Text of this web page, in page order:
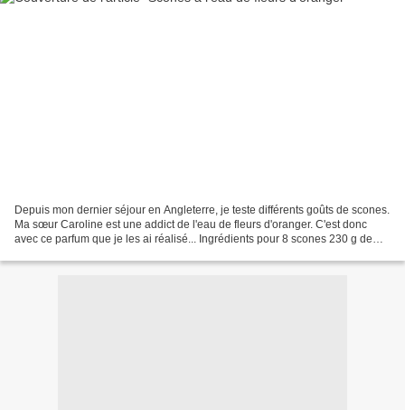
Depuis mon dernier séjour en Angleterre, je teste différents goûts de scones.
Ma sœur Caroline est une addict de l'eau de fleurs d'oranger. C'est donc
avec ce parfum que je les ai réalisé... Ingrédients pour 8 scones 230 g de